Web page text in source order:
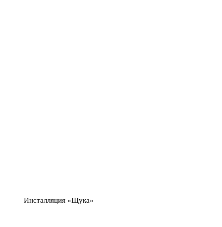
Инсталляция «Щука»